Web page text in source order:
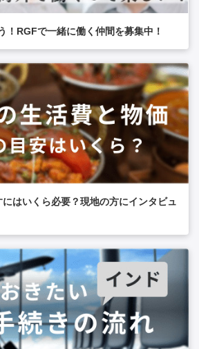
！RGFで一緒に働く仲間を募集中！
はいくら必要？現地の方にインタビュ